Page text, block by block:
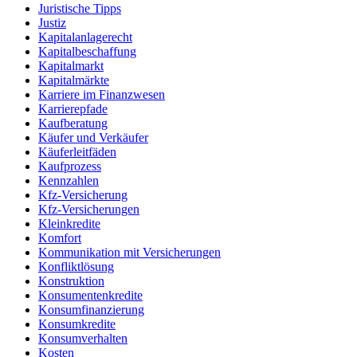
Juristische Tipps
Justiz
Kapitalanlagerecht
Kapitalbeschaffung
Kapitalmarkt
Kapitalmärkte
Karriere im Finanzwesen
Karrierepfade
Kaufberatung
Käufer und Verkäufer
Käuferleitfäden
Kaufprozess
Kennzahlen
Kfz-Versicherung
Kfz-Versicherungen
Kleinkredite
Komfort
Kommunikation mit Versicherungen
Konfliktlösung
Konstruktion
Konsumentenkredite
Konsumfinanzierung
Konsumkredite
Konsumverhalten
Kosten